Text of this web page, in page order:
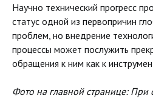
Научно технический прогресс
статус одной из первопричин
проблем, но внедрение
процессы может послужить
обращения к ним как к
Фото на главной странице: При